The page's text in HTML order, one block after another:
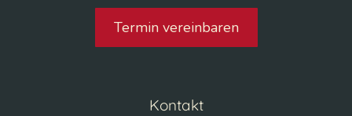
Termin vereinbaren
Kontakt